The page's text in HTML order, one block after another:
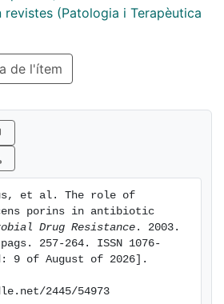
(Patologia i Terapèutica
de l'ítem
et al. The role of
porins in antibiotic
Drug Resistance . 2003.
257-264. ISSN 1076-
9 of August of 2026].
2445/54973